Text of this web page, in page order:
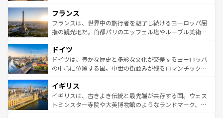
ませてくれるイタリアで、忘れられない旅をしてみよう！
なお、新着のイタリア情報はコンテンツ一覧 を参照してほ
しい。
文化が根付くこの国では、情熱的なフラメンコ、熱気あふ
れる闘牛、そして美味しいタパスが生活の一部となってい
る。首都マドリードの洗練された雰囲気や、バルセロナの
の城塞都市、穏やかなビーチリゾートまで多彩な表情を見
せる。地方によって風土や気候が異なるスペインはその個
性で訪れる人を魅了する。 なお、新着のスペイン情報はコ
フランス
フランスは、世界中の旅行者を魅了し続けるヨーロッパ屈
指の観光地だ。首都パリのエッフェル塔やルーブル美術館
で、幅広い魅力が詰まっている。華麗な宮殿、歴史的な大
聖堂、美しいビーチ、そして豊かな自然が、訪れる者を心
から魅了する。また、フランスは美食の国としても知ら
いる。シャンパンの発祥地であるランス、プロヴァンスの
香り高いラベンダー畑など、多彩な楽しみ方が可能だ。さ
らに、パリ以外の地域にも魅力が溢れており、どの街角に
ドイツ
ドイツは、豊かな歴史と多彩な文化が交差するヨーロッパ
の中心に位置する国。中世の街並みが残るロマンチック街
顔を持つこの国は、どこを歩いても飽きることがない。ベ
ルリンの文化的活気、バイエルン州のアルプスの絶景、そ
してライン川沿いのワイン畑といった風景は必見。ビール
イギリス
イギリスは、古きよき伝統と最先端が共存する国。ウェス
トミンスター寺院や大英博物館のようなランドマーク、歴